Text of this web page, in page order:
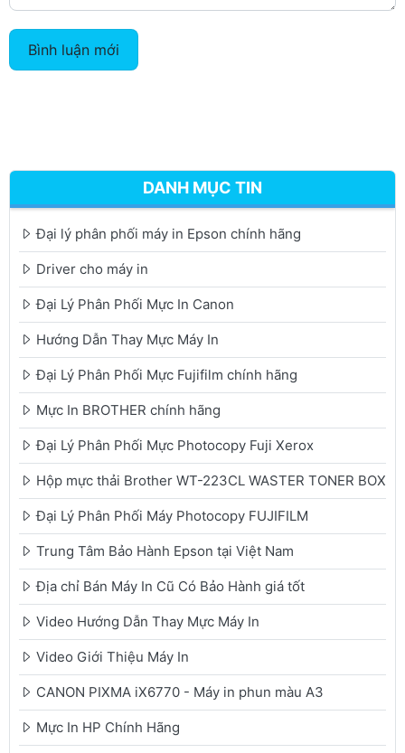
Bình luận mới
DANH MỤC TIN
Đại lý phân phối máy in Epson chính hãng
Driver cho máy in
Đại Lý Phân Phối Mực In Canon
Hướng Dẫn Thay Mực Máy In
Đại Lý Phân Phối Mực Fujifilm chính hãng
Mực In BROTHER chính hãng
Đại Lý Phân Phối Mực Photocopy Fuji Xerox
Hộp mực thải Brother WT-223CL WASTER TONER BOX
Đại Lý Phân Phối Máy Photocopy FUJIFILM
Trung Tâm Bảo Hành Epson tại Việt Nam
Địa chỉ Bán Máy In Cũ Có Bảo Hành giá tốt
Video Hướng Dẫn Thay Mực Máy In
Video Giới Thiệu Máy In
CANON PIXMA iX6770 - Máy in phun màu A3
Mực In HP Chính Hãng